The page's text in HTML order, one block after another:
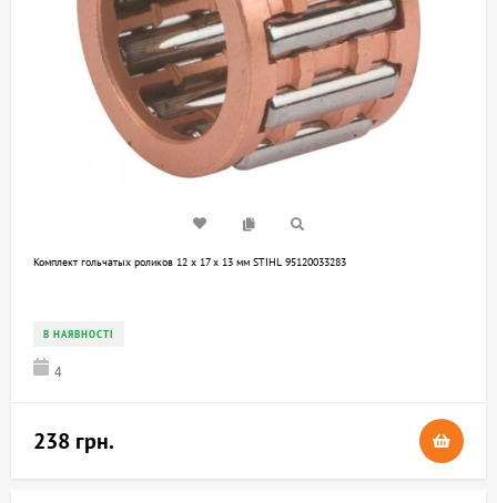
Комплект гольчатых роликов 12 x 17 x 13 мм STIHL 95120033283
В НАЯВНОСТІ
4
238 грн.